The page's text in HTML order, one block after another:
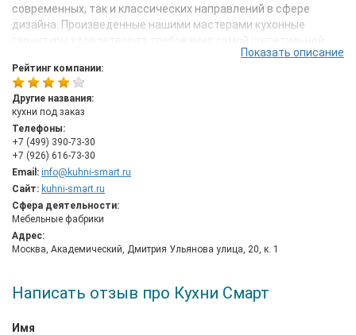
современных, так и классических направлений в сфере
дизайна. Произведенные нашими мастерами кухонные
гарнитуры удовлетворят требования самой щепетильной
хозяйки, и великолепно подчеркнут особенность помещения.
Наша продукция изготовляется только из современных
материалов, на высококачественном оборудовании с учетом
самых последних технологий. Мы внимательно следим за
европейскими стандартами надежности и качества и
равняемся на ведущие мебельные производства России и
Италии.
Показать описание
Рейтинг компании:
Другие названия:
кухни под заказ
Телефоны:
+7 (499) 390-73-30
+7 (926) 616-73-30
Email: info@kuhni-smart.ru
Сайт: kuhni-smart.ru
Сфера деятельности:
Мебельные фабрики
Адрес:
Москва, Академический, Дмитрия Ульянова улица, 20, к. 1
Написать отзыв про Кухни Смарт
Имя